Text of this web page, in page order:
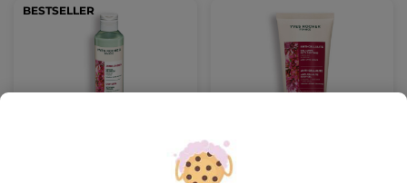
BESTSELLER
Anti-Cellulite-Gel für
den Körper gegen
Orangenhaut
Tube